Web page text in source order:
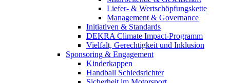
Liefer- & Wertschöpfungskette
Management & Governance
Initiativen & Standards
DEKRA Climate Impact-Programm
Vielfalt, Gerechtigkeit und Inklusion​
Sponsoring & Engagement
Kinderkappen
Handball Schiedsrichter